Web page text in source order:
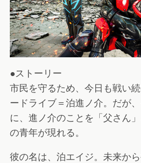
●ストーリー
市民を守るため、今日も戦い
ードライブ＝泊進ノ介。だが
に、進ノ介のことを「父さん
の青年が現れる。
彼の名は、泊エイジ。未来か